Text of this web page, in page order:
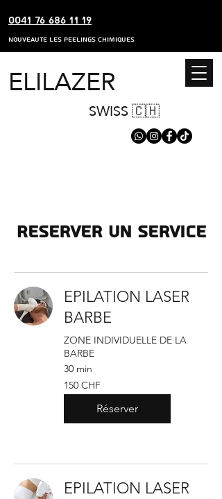
0041 76 686 11 19
nouveaute les peelings chimiques
ELILAZER
SWISS 🇨🇭
Reserver un service
EPILATION LASER
BARBE
ZONE INDIVIDUELLE DE LA
BARBE
30 min
150
francs
suisses
150 CHF
Réserver
EPILATION LASER